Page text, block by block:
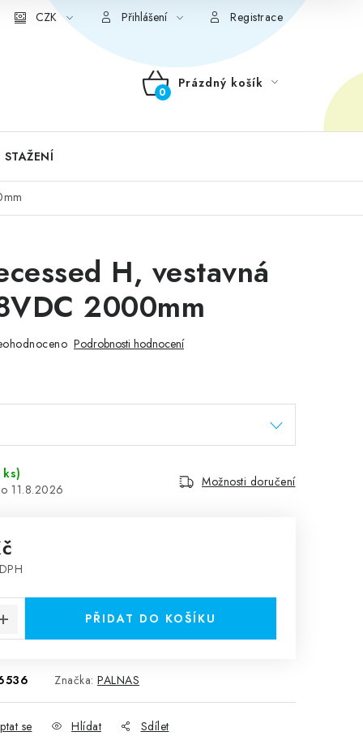
CZK Přihlášení Registrace
NÁKUPNÍ
Prázdný košík
STAŽENÍ
H, vestavná
2000mm
Podrobnosti hodnocení
11.8.2026
Možnosti doručení
PŘIDAT DO KOŠÍKU
Značka: PALNAS
se Hlídat Sdílet